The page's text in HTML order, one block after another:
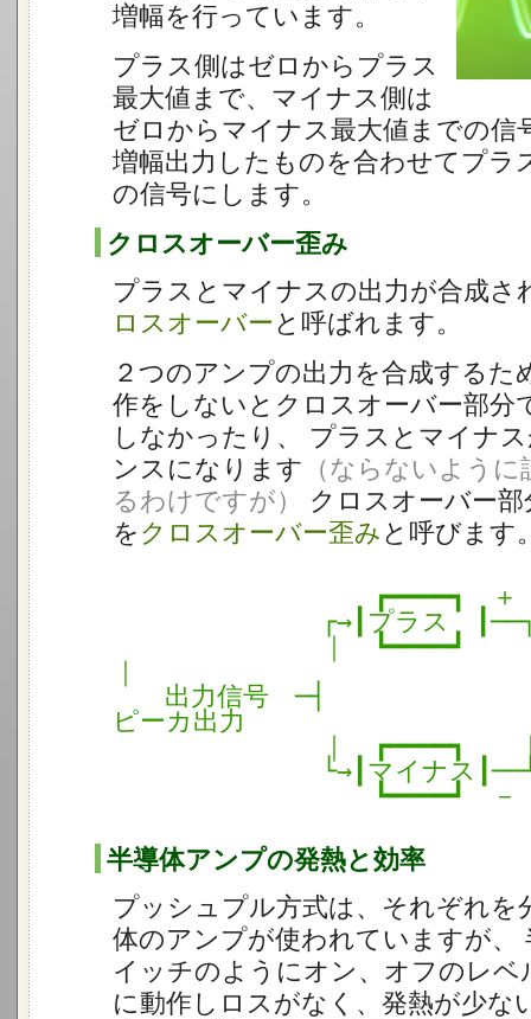
増幅を行っています。
プラス側はゼロからプラス
最大値まで、マイナス側は
ゼロからマイナス最大値までの信
増幅出力したものを合わせてプラ
の信号にします。
クロスオーバー歪み
プラスとマイナスの出力が合成さ
ロスオーバー と呼ばれます。
２つのアンプの出力を合成するた
作をしないとクロスオーバー部分
しなかったり、 プラスとマイナ
ンスになります （ならないよう
るわけですが）
クロスオーバー
を クロスオーバー歪み と呼びます
┏━━━━┓ ＋
┌→┃プラス
｜ ┗━━━━┛
｜
出力信号 ─┤
ピーカ出力
｜ ┏━━━━┓
└→┃マイナス
┗━━━━┛ －
半導体アンプの発熱と効率
プッシュプル方式は、それぞれを
体のアンプが使われていますが、
イッチのようにオン、オフのレベ
に動作しロスがなく、発熱が少な